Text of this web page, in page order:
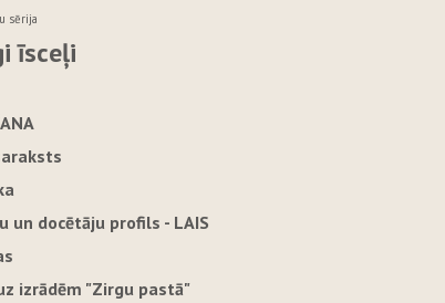
sērija
īsceļi
un docētāju profils - LAIS
izrādēm "Zirgu pastā"